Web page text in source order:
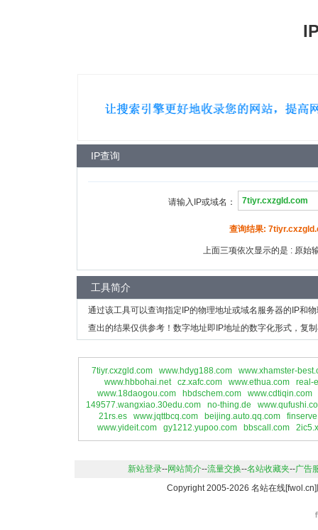
IP查询
请输入IP或域名：
查询结果:
上面三项依次显示的是 : 原始
工具简介
通过该工具可以查询指定IP的物理地址或域名服务器的IP和
查出的结果仅供参考！数字地址即IP地址的数字化形式，复
7tiyr.cxzgld.com www.hdyg188.com
www.xhamster-
www.hbbohai.net
cz.xafc.com www.ethua.com
real-
www.18daogou.com
hbdschem.com
www.cdtiqin.com
149577.wangxiao.30edu.com
no-thing.de
21rs.es
www.jqttbcq.com beijing.auto.qq.com
www.yideit.com
gy1212.yupoo.com bbscall.com
新站登录--网站简介--流量交换--名站收藏夹--广告
Copyright 2005-2026 名站在线